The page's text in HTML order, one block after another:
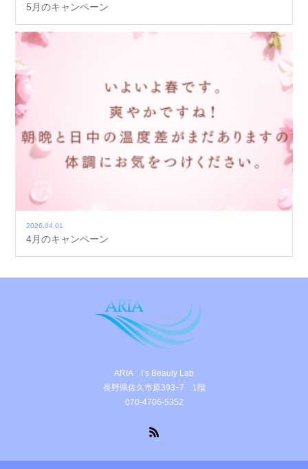
5月のキャンペーン
2026.04.01
4月のキャンペーン
ARIA I’s Beauty Lab
長野県佐久市原393ｰ7 1階
070-4706-5352